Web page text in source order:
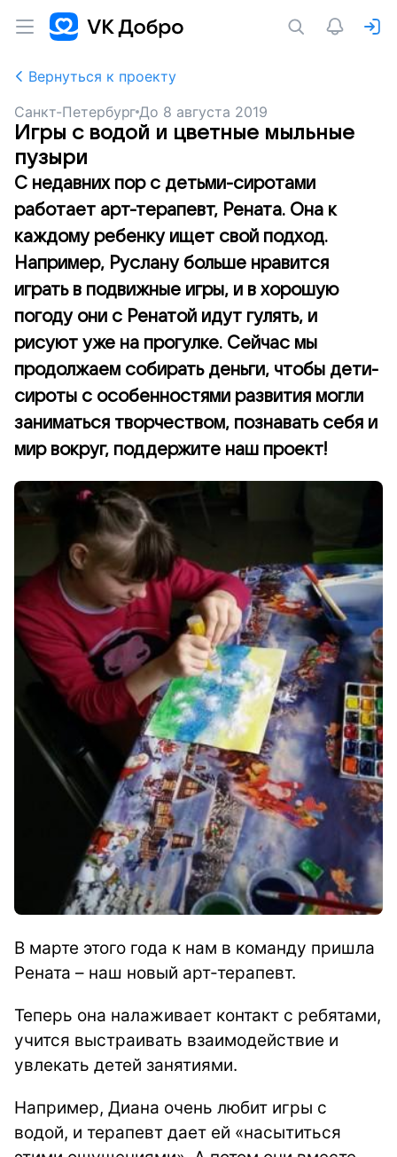
Вернуться к проекту
Санкт-Петербург До 8 августа 2019
Игры с водой и цветные мыльные
пузыри
С недавних пор с детьми-сиротами
работает арт-терапевт, Рената. Она к
каждому ребенку ищет свой подход.
Например, Руслану больше нравится
играть в подвижные игры, и в хорошую
погоду они с Ренатой идут гулять, и
рисуют уже на прогулке. Сейчас мы
продолжаем собирать деньги, чтобы дети-
сироты с особенностями развития могли
заниматься творчеством, познавать себя и
мир вокруг, поддержите наш проект!
В марте этого года к нам в команду пришла
Рената – наш новый арт-терапевт.
Теперь она налаживает контакт с ребятами,
учится выстраивать взаимодействие и
увлекать детей занятиями.
Например, Диана очень любит игры с
водой, и терапевт дает ей «насытиться